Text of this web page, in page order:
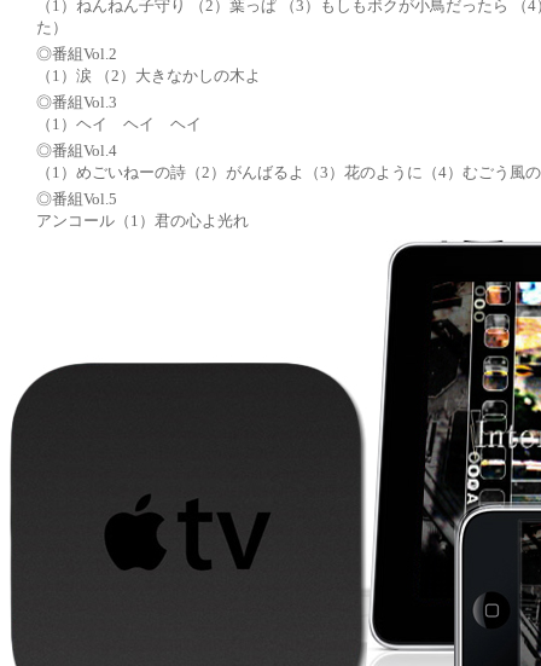
（1）ねんねん子守り （2）葉っぱ （3）もしもボクが小鳥だったら
た）
◎番組Vol.2
（1）涙 （2）大きなかしの木よ
◎番組Vol.3
（1）ヘイ ヘイ ヘイ
◎番組Vol.4
（1）めごいねーの詩（2）がんばるよ（3）花のように（4）むごう風
◎番組Vol.5
アンコール（1）君の心よ光れ